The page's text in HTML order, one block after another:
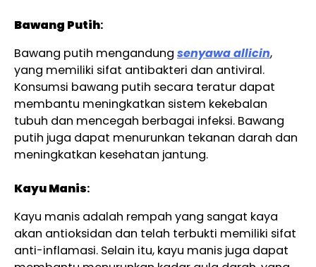
Bawang Putih:
Bawang putih mengandung senyawa allicin,
yang memiliki sifat antibakteri dan antiviral.
Konsumsi bawang putih secara teratur dapat
membantu meningkatkan sistem kekebalan
tubuh dan mencegah berbagai infeksi. Bawang
putih juga dapat menurunkan tekanan darah dan
meningkatkan kesehatan jantung.
Kayu Manis:
Kayu manis adalah rempah yang sangat kaya
akan antioksidan dan telah terbukti memiliki sifat
anti-inflamasi. Selain itu, kayu manis juga dapat